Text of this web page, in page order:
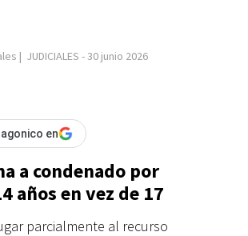
| JUDICIALES -30 junio 2026
en
a condenado por
años en vez de 17
parcialmente al recurso